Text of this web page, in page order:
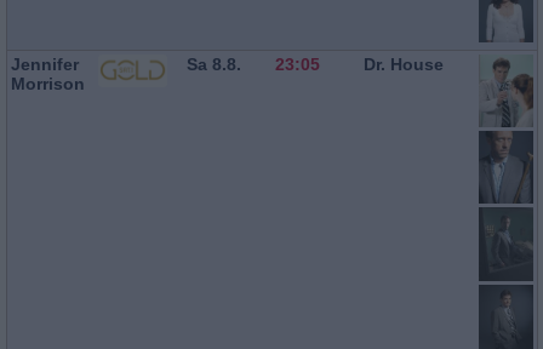
Jennifer
Morrison
Sa 8.8. 23:05 Dr. House